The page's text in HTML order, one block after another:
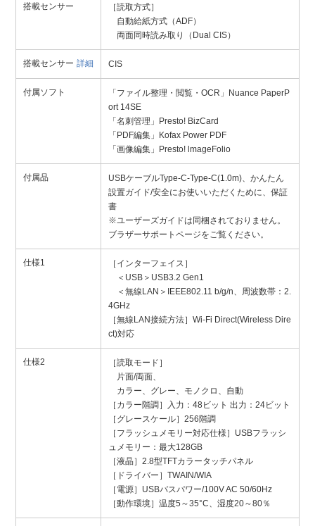
搭載センサー
［読取方式］
自動給紙方式（ADF）
両面同時読み取り（Dual CIS）
搭載センサー 詳細 CIS
付属ソフト
「ファイル整理・閲覧・OCR」Nuance PaperP
ort 14SE
「名刺管理」Presto! BizCard
「PDF編集」Kofax Power PDF
「画像編集」Presto! lmageFolio
付属品
USBケーブルType-C-Type-C(1.0m)、かんたん
設置ガイド/安全にお使いいただくために、保証
書
※ユーザーズガイドは同梱されておりません。
ブラザーサポートページをご覧ください。
仕様1
［インターフェイス］
＜USB＞USB3.2 Gen1
＜無線LAN＞IEEE802.11 b/g/n、周波数帯：2.
4GHz
［無線LAN接続方法］Wi-Fi Direct(Wireless Dire
ct)対応
仕様2
［読取モード］
片面/両面、
カラー、グレー、モノクロ、自動
［カラー階調］入力：48ビット 出力：24ビット
［グレースケール］256階調
［フラッシュメモリー対応仕様］USBフラッシ
ュメモリー：最大128GB
［液晶］2.8型TFTカラータッチパネル
［ドライバー］TWAIN/WIA
［電源］USBバスパワー/100V AC 50/60Hz
［動作環境］温度5～35°C、湿度20～80％